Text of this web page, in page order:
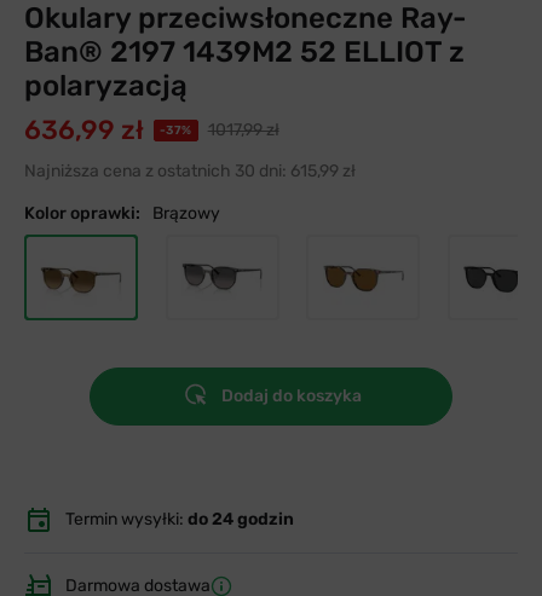
Okulary przeciwsłoneczne Ray-
Ban® 2197 1439M2 52 ELLIOT z
polaryzacją
636,99 zł -37%
1017,99 zł
Najniższa cena z ostatnich 30 dni: 615,99 zł
Kolor oprawki: Brązowy
Dodaj do koszyka
Termin wysyłki: do 24 godzin
Darmowa dostawa